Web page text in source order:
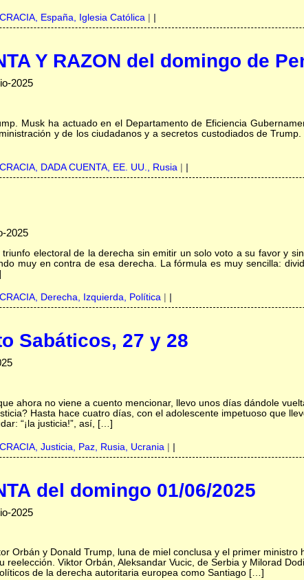
España, Iglesia Católica|
Y RAZON del domingo de
2025
Musk ha actuado en el Departamento de Eficiencia
y de los ciudadanos y a secretos custodiados de
DADA CUENTA, EE. UU., Rusia|
2025
triunfo electoral de la derecha sin emitir un solo voto a su favor y
muy en contra de esa derecha. La fórmula es muy sencilla:
Derecha, Izquierda, Política|
Sabáticos, 27 y 28
ahora no viene a cuento mencionar, llevo unos días dándole
Hasta hace cuatro días, con el adolescente impetuoso que
“¡la justicia!”, así, […]
Justicia, Paz, Rusia, Ucrania|
del domingo 01/06/2025
2025
Orbán y Donald Trump, luna de miel conclusa y el primer
reelección. Viktor Orbán, Aleksandar Vucic, de Serbia y Milorad
de la derecha autoritaria europea como Santiago […]